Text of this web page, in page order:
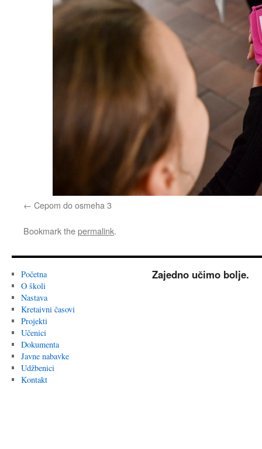
Cepom do osmeha 3
Bookmark thepermalink.
Početna
O školi
Nastava
Kretaivni časovi
Projekti
Učenici
Dokumenta
Javne nabavke
Udžbenici
Kontakt
Zajedno učimo bolje.